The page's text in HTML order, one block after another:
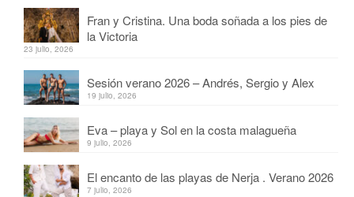
Fran y Cristina. Una boda soñada a los pies de
la Victoria
23 julio, 2026
Sesión verano 2026 – Andrés, Sergio y Alex
19 julio, 2026
Eva – playa y Sol en la costa malagueña
9 julio, 2026
El encanto de las playas de Nerja . Verano 2026
7 julio, 2026